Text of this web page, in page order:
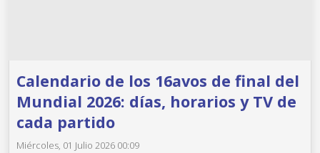
Calendario de los 16avos de final del
Mundial 2026: días, horarios y TV de
cada partido
Miércoles, 01 Julio 2026 00:09